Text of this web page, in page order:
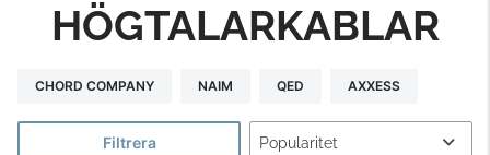
HÖGTALARKABLAR
CHORD COMPANY NAIM QED AXXESS
Filtrera